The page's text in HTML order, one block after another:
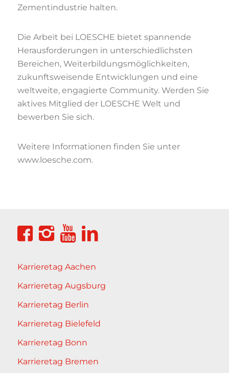
Zementindustrie halten.
Die Arbeit bei LOESCHE bietet spannende
Herausforderungen in unterschiedlichsten
Bereichen, Weiterbildungsmöglichkeiten,
zukunftsweisende Entwicklungen und eine
weltweite, engagierte Community. Werden Sie
aktives Mitglied der LOESCHE Welt und
bewerben Sie sich.
Weitere Informationen ﬁnden Sie unter
www.loesche.com.
Karrieretag Aachen
Karrieretag Augsburg
Karrieretag Berlin
Karrieretag Bielefeld
Karrieretag Bonn
Karrieretag Bremen